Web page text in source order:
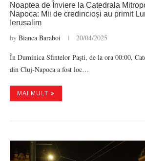
Noaptea de Înviere la Catedrala
Napoca: Mii de credincioși au primit
Ierusalim
by Bianca Baraboi 20/04/2025
În Duminica Sfintelor Paști, de la ora 00:00,
din Cluj-Napoca a fost loc…
MAI MULT